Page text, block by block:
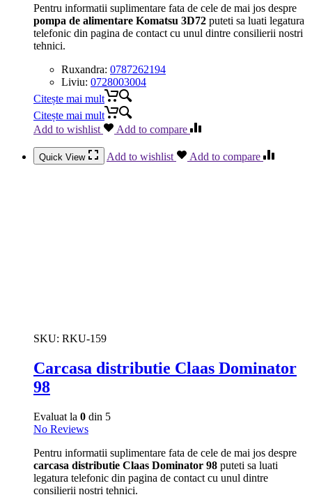
Pentru informatii suplimentare fata de cele de mai jos despre
pompa de alimentare Komatsu 3D72 puteti sa luati legatura
telefonic din pagina de contact cu unul dintre consilierii nostri
tehnici.
Ruxandra: 0787262194
Liviu: 0728003004
Citește mai mult
Citește mai mult
Add to wishlist
Add to compare
Quick View Add to wishlist Add to compare
SKU: RKU-159
Carcasa distributie Claas Dominator
98
Evaluat la 0 din 5
No Reviews
Pentru informatii suplimentare fata de cele de mai jos despre
carcasa distributie Claas Dominator 98 puteti sa luati
legatura telefonic din pagina de contact cu unul dintre
consilierii nostri tehnici.